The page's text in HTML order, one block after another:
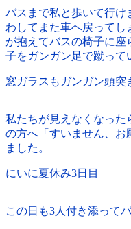
バスまで私と歩いて行け
わしてまた車へ戻ってし
が抱えてバスの椅子に
子をガンガン足で蹴って
窓ガラスもガンガン頭突
私たちが見えなくなった
の方へ「すいません、お
ました。
にいに夏休み3日目
この日も3人付き添ってバ